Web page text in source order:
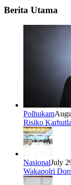
Berita Utama
Polhukam
Risiko
NasionalJuly
Wakapolri